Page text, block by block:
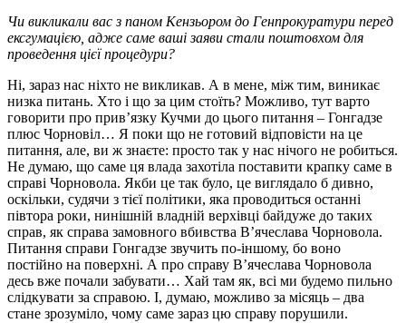
Чи викликали вас з паном Кензьором до Генпрокуратури перед
ексгумацією, адже саме ваші заяви стали поштовхом для
проведення цієї процедури?
Ні, зараз нас ніхто не викликав. А в мене, між тим, виникає
низка питань. Хто і що за цим стоїть? Можливо, тут варто
говорити про прив’язку Кучми до цього питання – Гонгадзе
плюс Чорновіл… Я поки що не готовий відповісти на це
питання, але, ви ж знаєте: просто так у нас нічого не робиться.
Не думаю, що саме ця влада захотіла поставити крапку саме в
справі Чорновола. Якби це так було, це виглядало б дивно,
оскільки, судячи з тієї політики, яка проводиться останні
півтора роки, нинішній владній верхівці байдуже до таких
справ, як справа замовного вбивства В’ячеслава Чорновола.
Питання справи Гонгадзе звучить по-іншому, бо воно
постійно на поверхні. А про справу В’ячеслава Чорновола
десь вже почали забувати… Хай там як, всі ми будемо пильно
слідкувати за справою. І, думаю, можливо за місяць – два
стане зрозуміло, чому саме зараз цю справу порушили.